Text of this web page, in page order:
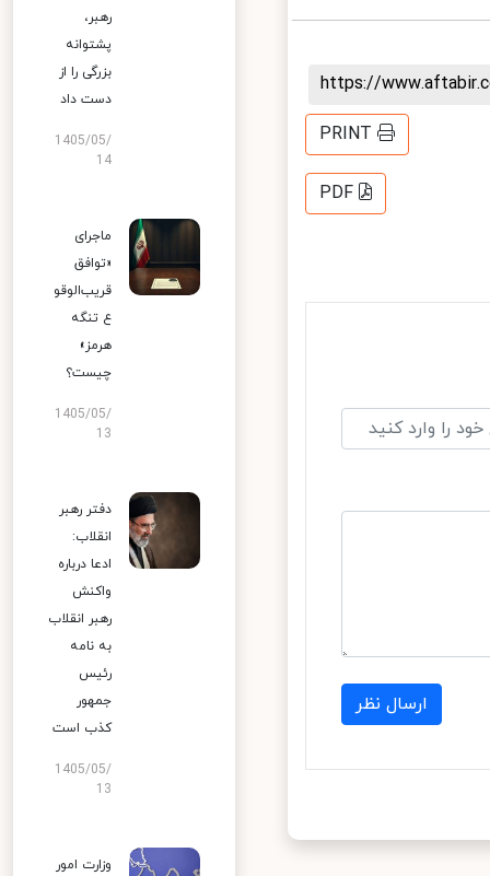
https://
PRINT
PDF
ارسال نظر
رهبر،
پشتوانه
بزرگی را از
دست داد
1405/05/
14
ماجرای
«توافق
قریب‌الوقو
ع تنگه
هرمز»
چیست؟
1405/05/
13
دفتر رهبر
انقلاب:
ادعا درباره
واکنش
رهبر انقلاب
به نامه
رئیس
جمهور
کذب است
1405/05/
13
وزارت امور